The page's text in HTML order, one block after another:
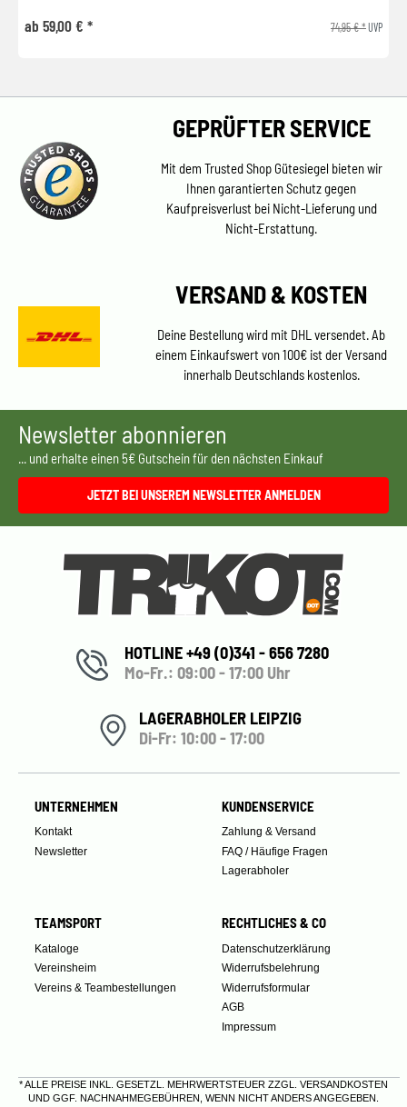
ab 59,00 € * 74,95 € *UVP
GEPRÜFTER SERVICE
Mit dem Trusted Shop Gütesiegel bieten wir
Ihnen garantierten Schutz gegen
Kaufpreisverlust bei Nicht-Lieferung und
Nicht-Erstattung.
VERSAND & KOSTEN
Deine Bestellung wird mit DHL versendet. Ab
einem Einkaufswert von 100€ ist der Versand
innerhalb Deutschlands kostenlos.
Newsletter abonnieren
... und erhalte einen 5€ Gutschein für den nächsten Einkauf
JETZT BEI UNSEREM NEWSLETTER ANMELDEN
HOTLINE +49 (0)341 - 656 7280
Mo-Fr.: 09:00 - 17:00 Uhr
LAGERABHOLER LEIPZIG
Di-Fr: 10:00 - 17:00
UNTERNEHMEN
Kontakt
Newsletter
KUNDENSERVICE
Zahlung & Versand
FAQ / Häufige Fragen
Lagerabholer
TEAMSPORT
Kataloge
Vereinsheim
Vereins & Teambestellungen
RECHTLICHES & CO
Datenschutzerklärung
Widerrufsbelehrung
Widerrufsformular
AGB
Impressum
* ALLE PREISE INKL. GESETZL. MEHRWERTSTEUER ZZGL. VERSANDKOSTEN
UND GGF. NACHNAHMEGEBÜHREN, WENN NICHT ANDERS ANGEGEBEN.